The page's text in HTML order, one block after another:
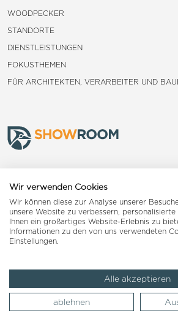
WOODPECKER
STANDORTE
DIENSTLEISTUNGEN
FOKUSTHEMEN
FÜR ARCHITEKTEN, VERARBEITER UND
Landquart
Reiden
Impressum AGB Datenschutzerklärung
Wir verwenden Cookies
Wir können diese zur Analyse unserer
unsere Website zu verbessern,
Ihnen ein großartiges Website-Erlebnis zu
Informationen zu den von uns verwendeten
Einstellungen.
Alle akzeptieren
ablehnen